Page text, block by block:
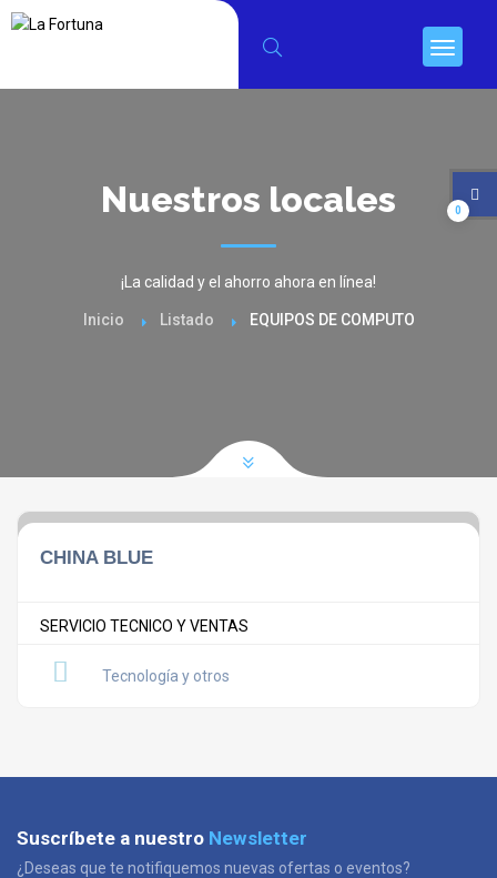
Nuestros locales
¡La calidad y el ahorro ahora en línea!
Inicio Listado EQUIPOS DE COMPUTO
CHINA BLUE
SERVICIO TECNICO Y VENTAS
Tecnología y otros
0
Suscríbete a nuestro Newsletter
¿Deseas que te notifiquemos nuevas ofertas o eventos?